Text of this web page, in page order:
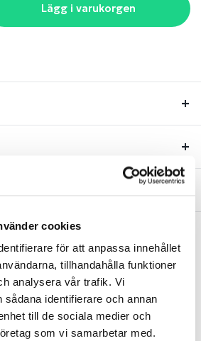
cookies
för att anpassa innehållet
tillhandahålla funktioner
analysera vår trafik. Vi
sådana identifierare och annan
till de sociala medier och
som vi samarbetar med.
Lägg i varukorgen
produkter